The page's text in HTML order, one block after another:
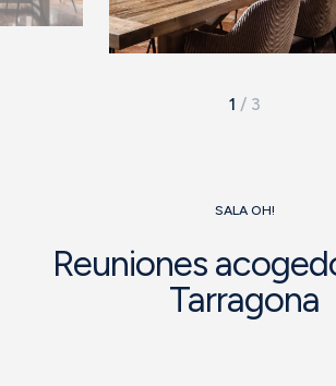
1 / 3
SALA OH!
Reuniones
Tarragona